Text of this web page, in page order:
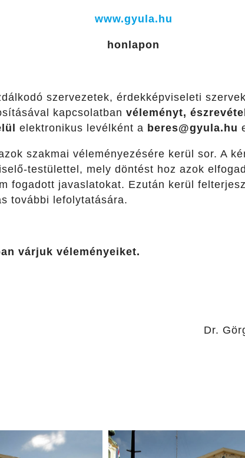
www.gyula.hu
honlapon
szervezetek, érdekképviseleti
kapcsolatban véleményt,
elektronikus levélként a beres@gyula.hu
szakmai véleményezésére kerül sor. A
testülettel, mely döntést hoz azok
fogadott javaslatokat. Ezután kerül
további lefolytatására.
várjuk véleményeiket.